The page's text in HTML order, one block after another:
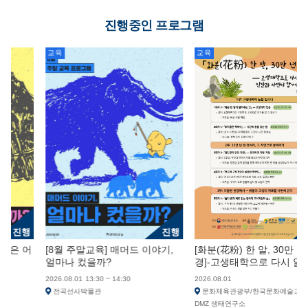
진행중인 프로그램
어
교육
진행
[8월 주말교육] 매머드 이야기,
얼마나 컸을까?
2026.08.01 13:30 ~ 14:30
전곡선사박물관
진
[화분(花粉) 한 알, 30만 년의 풍
경]-고생태학으로 다시 읽는 전
곡리, 인간과 자연이 함께 살아
온 시간
2026.08.01
문화체육관광부/한국문화예술교육진흥
DMZ 생태연구소